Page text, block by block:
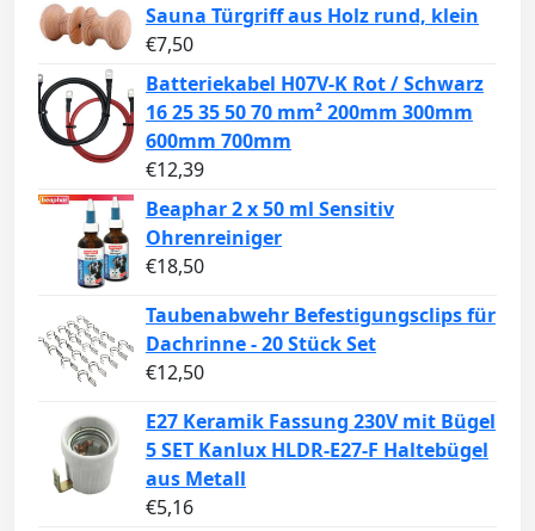
Sauna Türgriff aus Holz rund, klein
€7,50
Batteriekabel H07V-K Rot / Schwarz
16 25 35 50 70 mm² 200mm 300mm
600mm 700mm
€12,39
Beaphar 2 x 50 ml Sensitiv
Ohrenreiniger
€18,50
Taubenabwehr Befestigungsclips für
Dachrinne - 20 Stück Set
€12,50
E27 Keramik Fassung 230V mit Bügel
5 SET Kanlux HLDR-E27-F Haltebügel
aus Metall
€5,16